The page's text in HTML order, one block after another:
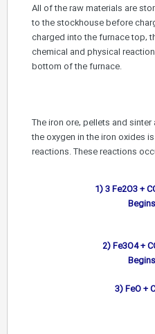
All of the raw materials are
to the stockhouse before
charged into the furnace
chemical and physical
bottom of the furnace.
The iron ore, pellets and
the oxygen in the iron
reactions. These reactions
1) 3 Fe2O3 +
2) Fe3O4 +
3) FeO